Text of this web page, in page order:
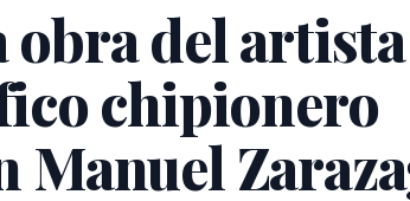
obra del artista
chipionero
Manuel